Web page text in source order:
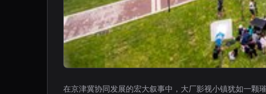
在京津冀协同发展的宏大叙事中，大厂影视小镇犹如一颗